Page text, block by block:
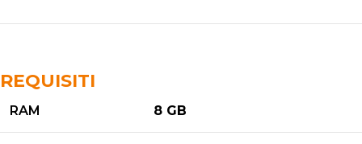
REQUISITI
RAM 8 GB